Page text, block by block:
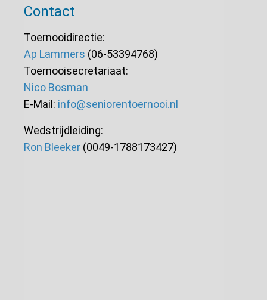
Contact
Toernooidirectie:
Ap Lammers (06-53394768)
Toernooisecretariaat:
Nico Bosman
E-Mail: info@seniorentoernooi.nl
Wedstrijdleiding:
Ron Bleeker (0049-1788173427)